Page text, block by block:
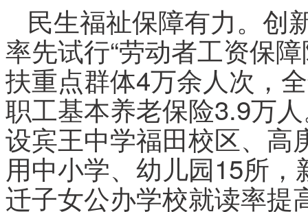
民生福祉保障有力。创
率先试行“劳动者工资保
扶重点群体4万余人次，
职工基本养老保险3.9万
设宾王中学福田校区、高
用中小学、幼儿园15所
迁子女公办学校就读率提